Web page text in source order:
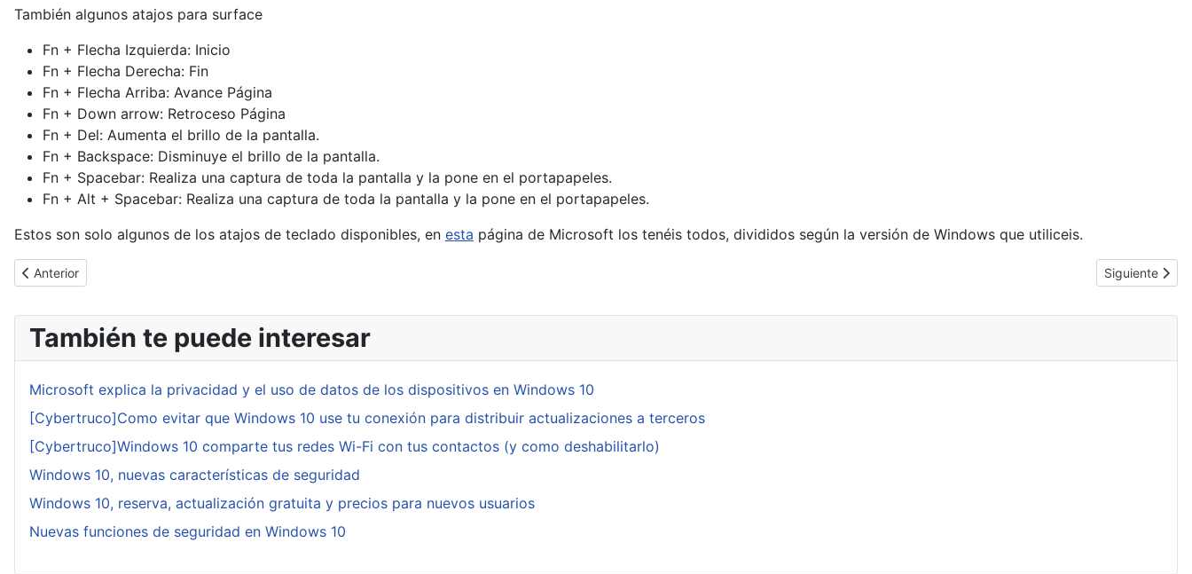
También algunos atajos para surface
Fn + Flecha Izquierda: Inicio
Fn + Flecha Derecha: Fin
Fn + Flecha Arriba: Avance Página
Fn + Down arrow: Retroceso Página
Fn + Del: Aumenta el brillo de la pantalla.
Fn + Backspace: Disminuye el brillo de la pantalla.
Fn + Spacebar: Realiza una captura de toda la pantalla y la pone en el portapapeles.
Fn + Alt + Spacebar: Realiza una captura de toda la pantalla y la pone en el portapapeles.
Estos son solo algunos de los atajos de teclado disponibles, en esta página de Microsoft los tenéis todos, divididos según la versión de Windows que utiliceis.
Artículo anterior: [Cybertruco]Descubrir usuarios inactivos de Active Directory con Powershell
Anterior Artículo
Siguiente
También te puede interesar
Microsoft explica la privacidad y el uso de datos de los dispositivos en Windows 10
[Cybertruco]Como evitar que Windows 10 use tu conexión para distribuir actualizaciones a terceros
[Cybertruco]Windows 10 comparte tus redes Wi-Fi con tus contactos (y como deshabilitarlo)
Windows 10, nuevas características de seguridad
Windows 10, reserva, actualización gratuita y precios para nuevos usuarios
Nuevas funciones de seguridad en Windows 10